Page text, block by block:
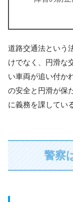
道路交通法という
けでなく、円滑な
い車両が追い付か
の安全と円滑が保
に義務を課してい
警察